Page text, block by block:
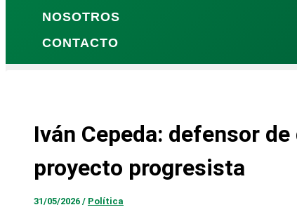
NOSOTROS
CONTACTO
Iván Cepeda: defensor
proyecto progresista
31/05/2026 / Política